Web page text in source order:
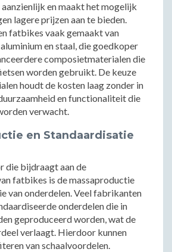
en maakt het mogelijk
lagere prijzen aan te bieden.
fatbikes vaak gemaakt van
en staal, die goedkoper
composietmaterialen die
worden gebruikt. De keuze
houdt de kosten laag zonder in
en functionaliteit die
verwacht.
en Standaardisatie
die bijdraagt aan de
fatbikes is de massaproductie
van onderdelen. Veel fabrikanten
onderdelen die in
geproduceerd worden, wat de
verlaagt. Hierdoor kunnen
van schaalvoordelen.